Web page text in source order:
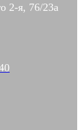
2-я, 76/23а